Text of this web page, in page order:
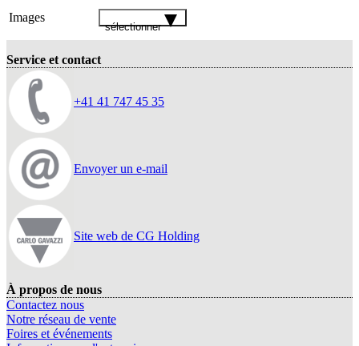
Images
sélectionner
Service et contact
+41 41 747 45 35
Envoyer un e-mail
Site web de CG Holding
À propos de nous
Contactez nous
Notre réseau de vente
Foires et événements